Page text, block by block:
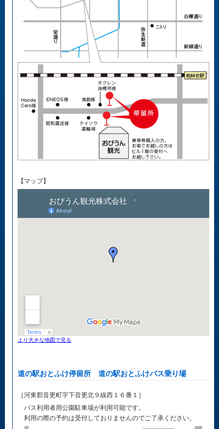
【マップ】
より大きな地図で見る
道の駅おとふけ停留所 道の駅おとふけバス乗り場
［河東郡音更町字下音更北９線西１６番１］
バス利用者用公園駐車場が利用可能です。
利用の際の予約は受付しておりませんのでご了承ください。